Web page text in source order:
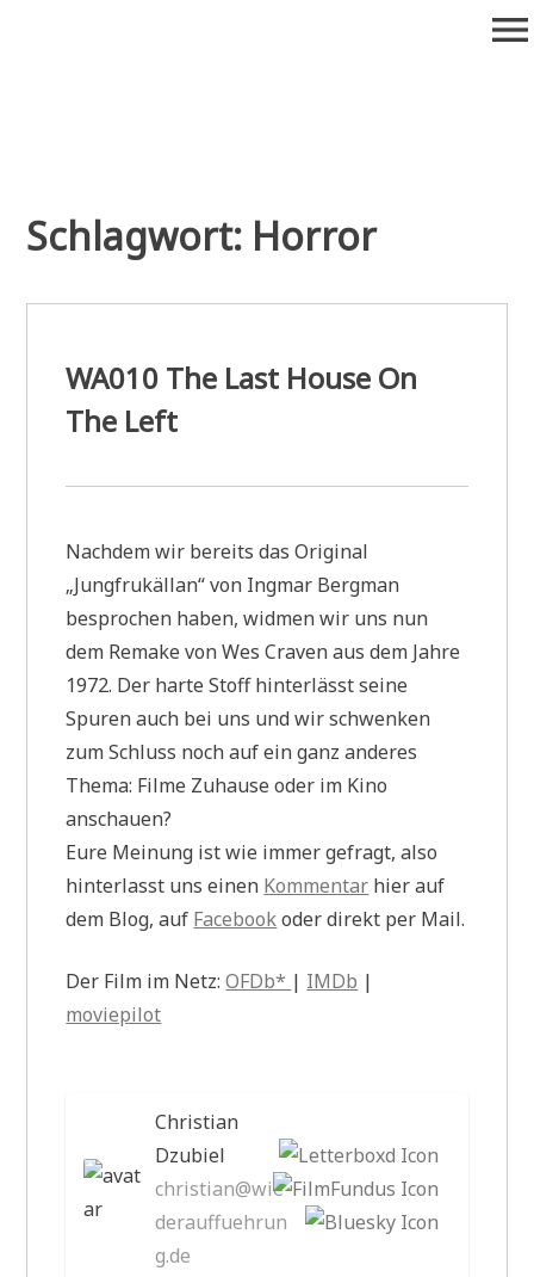
menu
Schlagwort: Horror
WA010 The Last House On
The Left
Nachdem wir bereits das Original
„Jungfrukällan“ von Ingmar Bergman
besprochen haben, widmen wir uns nun
dem Remake von Wes Craven aus dem Jahre
1972. Der harte Stoff hinterlässt seine
Spuren auch bei uns und wir schwenken
zum Schluss noch auf ein ganz anderes
Thema: Filme Zuhause oder im Kino
anschauen?
Eure Meinung ist wie immer gefragt, also
hinterlasst uns einen Kommentar hier auf
dem Blog, auf Facebookoder direkt per Mail.
Der Film im Netz:OFDb* | IMDb |
moviepilot
Christian
Dzubiel
christian@wie
derauffuehrun
g.de